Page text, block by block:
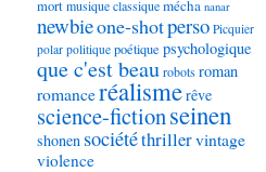
mortmusique classiquemécha nanar
newbieone-shotperso Picquier
polar politique poétique psychologique
que c'est beaurobotsroman
romanceréalismerêve
science-fictionseinen
shonen sociététhrillervintage
violence